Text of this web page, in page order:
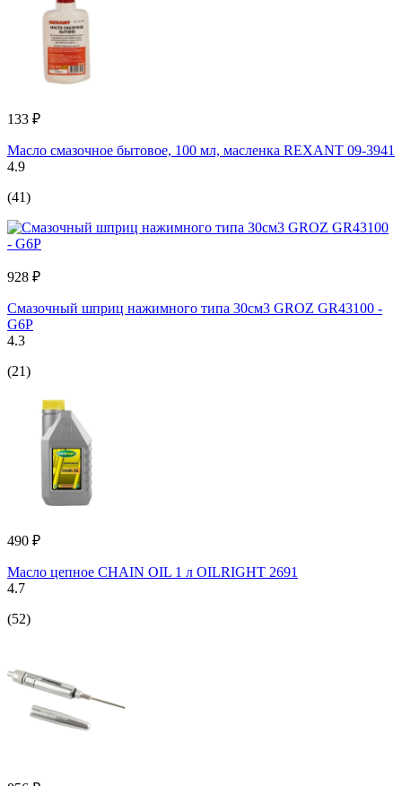
133 ₽
Масло смазочное бытовое, 100 мл, масленка REXANT 09-3941
4.9
(41)
928 ₽
Смазочный шприц нажимного типа 30см3 GROZ GR43100 -
G6P
4.3
(21)
490 ₽
Масло цепное CHAIN OIL 1 л OILRIGHT 2691
4.7
(52)